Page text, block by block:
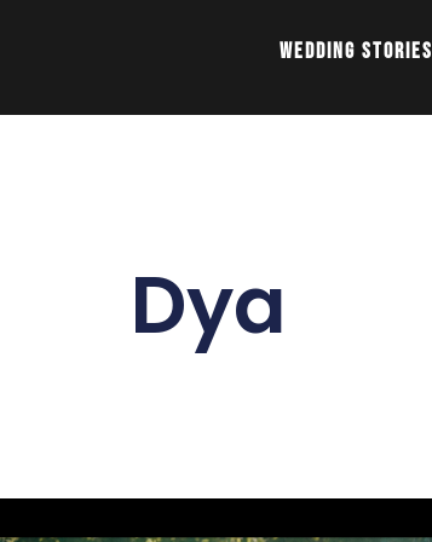
Wedding Stories
Dya